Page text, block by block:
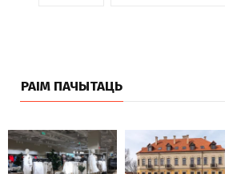
РАІМ ПАЧЫТАЦЬ